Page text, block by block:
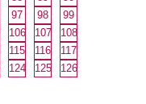
97 98
99
106 107
108
115 116
117
124 125
126